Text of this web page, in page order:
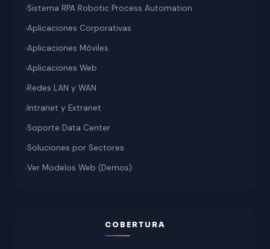
Sistema RPA Robotic Process Automation
Aplicaciones Corporativas
Aplicaciones Móviles
Aplicaciones Web
Redes LAN y WAN
Intranet y Extranet
Soporte Data Center
Soluciones por Sectores
Ver Modelos Web (Demos)
COBERTURA